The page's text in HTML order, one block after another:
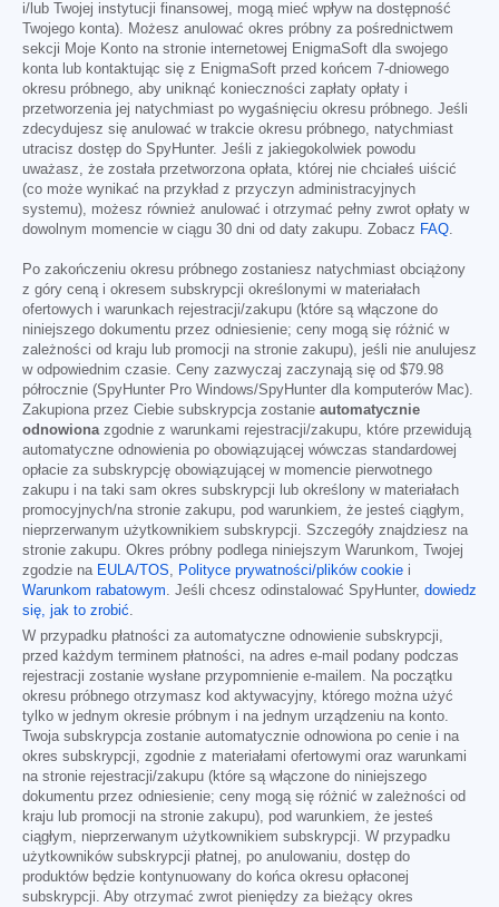
i/lub Twojej instytucji finansowej, mogą mieć wpływ na dostępność
Twojego konta). Możesz anulować okres próbny za pośrednictwem
sekcji Moje Konto na stronie internetowej EnigmaSoft dla swojego
konta lub kontaktując się z EnigmaSoft przed końcem 7-dniowego
okresu próbnego, aby uniknąć konieczności zapłaty opłaty i
przetworzenia jej natychmiast po wygaśnięciu okresu próbnego. Jeśli
zdecydujesz się anulować w trakcie okresu próbnego, natychmiast
utracisz dostęp do SpyHunter. Jeśli z jakiegokolwiek powodu
uważasz, że została przetworzona opłata, której nie chciałeś uiścić
(co może wynikać na przykład z przyczyn administracyjnych
systemu), możesz również anulować i otrzymać pełny zwrot opłaty w
dowolnym momencie w ciągu 30 dni od daty zakupu. Zobacz FAQ.
Po zakończeniu okresu próbnego zostaniesz natychmiast obciążony
z góry ceną i okresem subskrypcji określonymi w materiałach
ofertowych i warunkach rejestracji/zakupu (które są włączone do
niniejszego dokumentu przez odniesienie; ceny mogą się różnić w
zależności od kraju lub promocji na stronie zakupu), jeśli nie anulujesz
w odpowiednim czasie. Ceny zazwyczaj zaczynają się od $79.98
półrocznie (SpyHunter Pro Windows/SpyHunter dla komputerów Mac).
Zakupiona przez Ciebie subskrypcja zostanie automatycznie
odnowionazgodnie z warunkami rejestracji/zakupu, które przewidują
automatyczne odnowienia po obowiązującej wówczas standardowej
opłacie za subskrypcję obowiązującej w momencie pierwotnego
zakupu i na taki sam okres subskrypcji lub określony w materiałach
promocyjnych/na stronie zakupu, pod warunkiem, że jesteś ciągłym,
nieprzerwanym użytkownikiem subskrypcji. Szczegóły znajdziesz na
stronie zakupu. Okres próbny podlega niniejszym Warunkom, Twojej
zgodzie na EULA/TOS, Polityce prywatności/plików cookie i
Warunkom rabatowym. Jeśli chcesz odinstalować SpyHunter, dowiedz
się, jak to zrobić.
W przypadku płatności za automatyczne odnowienie subskrypcji,
przed każdym terminem płatności, na adres e-mail podany podczas
rejestracji zostanie wysłane przypomnienie e-mailem. Na początku
okresu próbnego otrzymasz kod aktywacyjny, którego można użyć
tylko w jednym okresie próbnym i na jednym urządzeniu na konto.
Twoja subskrypcja zostanie automatycznie odnowiona po cenie i na
okres subskrypcji, zgodnie z materiałami ofertowymi oraz warunkami
na stronie rejestracji/zakupu (które są włączone do niniejszego
dokumentu przez odniesienie; ceny mogą się różnić w zależności od
kraju lub promocji na stronie zakupu), pod warunkiem, że jesteś
ciągłym, nieprzerwanym użytkownikiem subskrypcji. W przypadku
użytkowników subskrypcji płatnej, po anulowaniu, dostęp do
produktów będzie kontynuowany do końca okresu opłaconej
subskrypcji. Aby otrzymać zwrot pieniędzy za bieżący okres